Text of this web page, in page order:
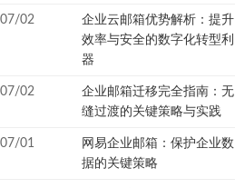
07/02
企业云邮箱优势解析：提升
效率与安全的数字化转型利
器
07/02
企业邮箱迁移完全指南：无
缝过渡的关键策略与实践
07/01
网易企业邮箱：保护企业数
据的关键策略